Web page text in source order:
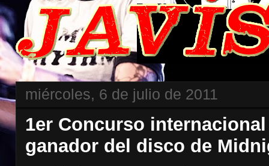
miércoles, 6 de julio de 2011
1er Concurso
ganador del disco de